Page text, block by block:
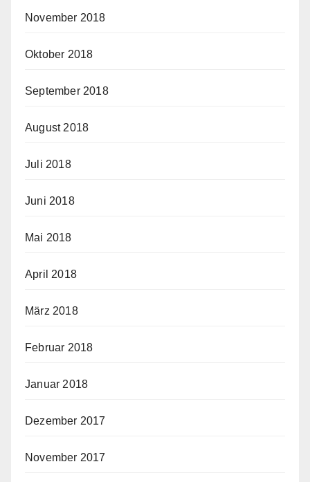
November 2018
Oktober 2018
September 2018
August 2018
Juli 2018
Juni 2018
Mai 2018
April 2018
März 2018
Februar 2018
Januar 2018
Dezember 2017
November 2017